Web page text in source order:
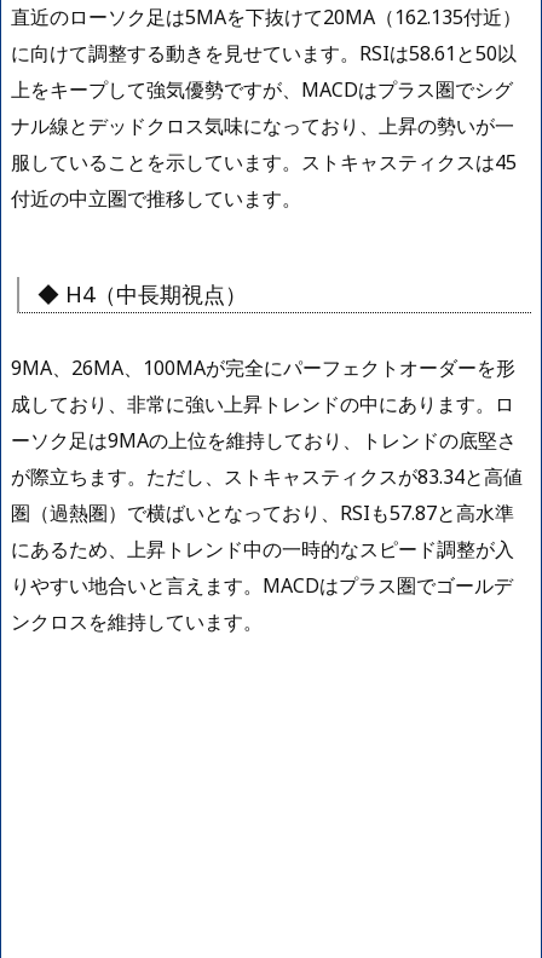
直近のローソク足は5MAを下抜けて20MA（162.135付近）
に向けて調整する動きを見せています。RSIは58.61と50以
上をキープして強気優勢ですが、MACDはプラス圏でシグ
ナル線とデッドクロス気味になっており、上昇の勢いが一
服していることを示しています。ストキャスティクスは45
付近の中立圏で推移しています。
◆ H4（中長期視点）
9MA、26MA、100MAが完全にパーフェクトオーダーを形
成しており、非常に強い上昇トレンドの中にあります。ロ
ーソク足は9MAの上位を維持しており、トレンドの底堅さ
が際立ちます。ただし、ストキャスティクスが83.34と高値
圏（過熱圏）で横ばいとなっており、RSIも57.87と高水準
にあるため、上昇トレンド中の一時的なスピード調整が入
りやすい地合いと言えます。MACDはプラス圏でゴールデ
ンクロスを維持しています。